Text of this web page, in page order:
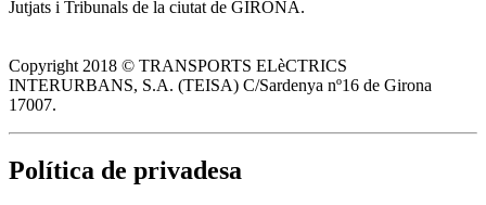
Jutjats i Tribunals de la ciutat de GIRONA.
Copyright 2018 © TRANSPORTS ELèCTRICS
INTERURBANS, S.A. (TEISA) C/Sardenya nº16 de Girona
17007.
Política de privadesa